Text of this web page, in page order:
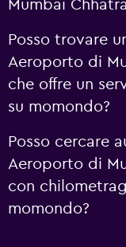
Mumbai
Posso trovare
Aeroporto di
che offre un
su momondo?
Posso cercare
Aeroporto di
con
momondo?